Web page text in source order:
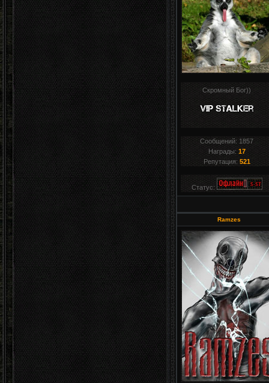
Скромный Бог))
Сообщений: 1857
Награды: 17
Репутация: 521
Статус:
Ramzes